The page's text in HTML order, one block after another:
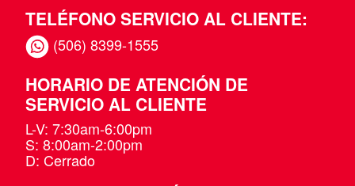
TELÉFONO SERVICIO AL CLIENTE:
(506) 8399-1555
HORARIO DE ATENCIÓN DE
SERVICIO AL CLIENTE
L-V: 7:30am-6:00pm
S: 8:00am-2:00pm
D: Cerrado